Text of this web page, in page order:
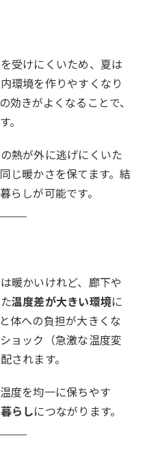
受けにくいため、夏は
環境を作りやすくなり
効きがよくなることで、
。
熱が外に逃げにくいた
じ暖かさを保てます。結
らしが可能です。
暖かいけれど、廊下や
温度差が大きい環境に
体への負担が大きくな
ョック（急激な温度変
されます。
度を均一に保ちやす
らしにつながります。